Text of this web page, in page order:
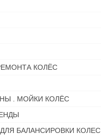
КОЛЁС
. МОЙКИ КОЛЁС
ДЛЯ БАЛАНСИРОВКИ КОЛЕС